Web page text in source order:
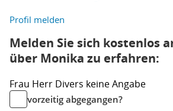
Profil melden
Melden Sie sich kostenlos
über Monika zu erfahren:
Frau Herr Divers keine Angabe
vorzeitig abgegangen?